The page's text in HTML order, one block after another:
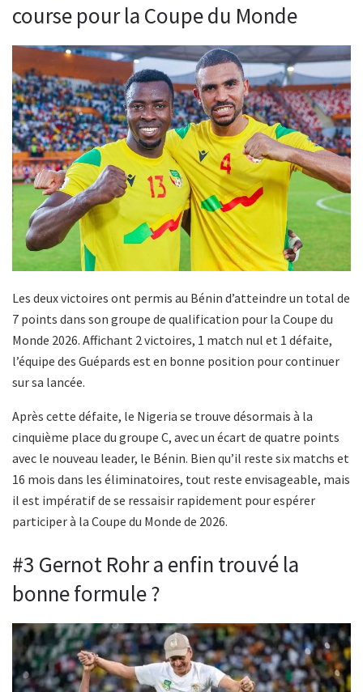
course pour la Coupe du Monde
Les deux victoires ont permis au Bénin d’atteindre un total de
7 points dans son groupe de qualification pour la Coupe du
Monde 2026. Affichant 2 victoires, 1 match nul et 1 défaite,
l’équipe des Guépards est en bonne position pour continuer
sur sa lancée.
Après cette défaite, le Nigeria se trouve désormais à la
cinquième place du groupe C, avec un écart de quatre points
avec le nouveau leader, le Bénin. Bien qu’il reste six matchs et
16 mois dans les éliminatoires, tout reste envisageable, mais
il est impératif de se ressaisir rapidement pour espérer
participer à la Coupe du Monde de 2026.
#3 Gernot Rohr a enfin trouvé la
bonne formule ?